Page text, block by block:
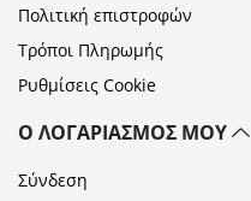
Πολιτική επιστροφών
Τρόποι Πληρωμής
Ρυθμίσεις Cookie
Ο ΛΟΓΑΡΙΑΣΜΌΣ ΜΟΥ
Σύνδεση